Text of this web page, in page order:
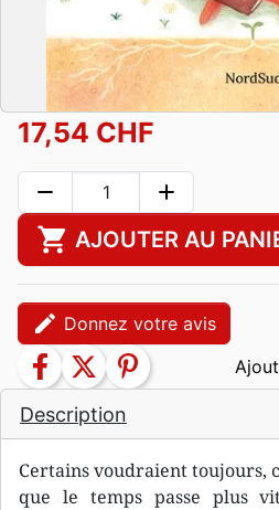
Description
Certains voudraient toujours,
que le temps passe plus
17,54 CHF
remove add
shopping_cart AJOUTER AU
edit Donnez votre avis
facebook twitter pinterest